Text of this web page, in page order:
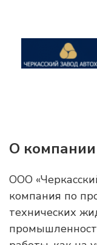
О компании
ООО
компания по
технических